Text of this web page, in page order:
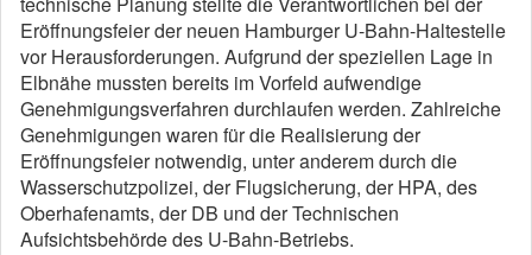
Eröffnungsfeier der neuen Hamburger U-Bahn-Haltestelle
vor Herausforderungen. Aufgrund der speziellen Lage in
Elbnähe mussten bereits im Vorfeld aufwendige
Genehmigungsverfahren durchlaufen werden. Zahlreiche
Genehmigungen waren für die Realisierung der
Eröffnungsfeier notwendig, unter anderem durch die
Wasserschutzpolizei, der Flugsicherung, der HPA, des
Oberhafenamts, der DB und der Technischen
Aufsichtsbehörde des U-Bahn-Betriebs.